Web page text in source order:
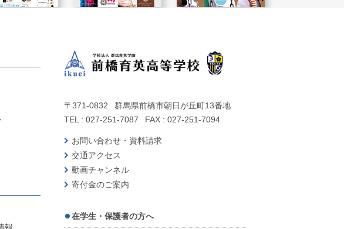
〒371-0832
群馬県前橋市朝日が丘町13番地
TEL : 027-251-7087
FAX : 027-251-7094
お問い合わせ・資料請求
交通アクセス
動画チャンネル
寄付金のご案内
在学生・保護者の方へ